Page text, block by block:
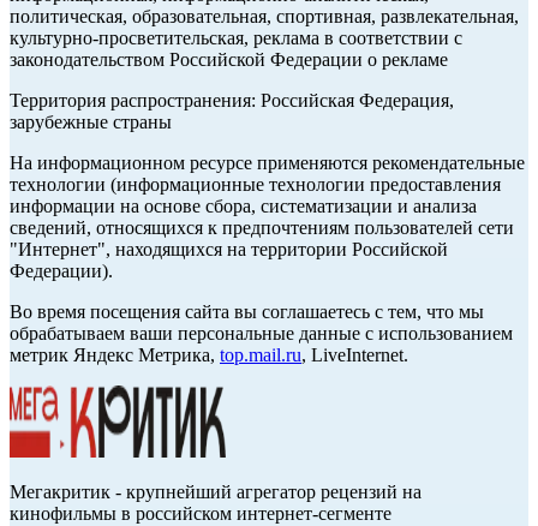
политическая, образовательная, спортивная, развлекательная,
культурно-просветительская, реклама в соответствии с
законодательством Российской Федерации о рекламе
Территория распространения: Российская Федерация,
зарубежные страны
На информационном ресурсе применяются рекомендательные
технологии (информационные технологии предоставления
информации на основе сбора, систематизации и анализа
сведений, относящихся к предпочтениям пользователей сети
"Интернет", находящихся на территории Российской
Федерации).
Во время посещения сайта вы соглашаетесь с тем, что мы
обрабатываем ваши персональные данные с использованием
метрик Яндекс Метрика, top.mail.ru, LiveInternet.
Мегакритик - крупнейший агрегатор рецензий на
кинофильмы в российском интернет-сегменте